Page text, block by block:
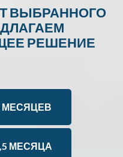
ВЫБРАННОГО
РЕШЕНИЕ
МЕСЯЦЕВ
МЕСЯЦА